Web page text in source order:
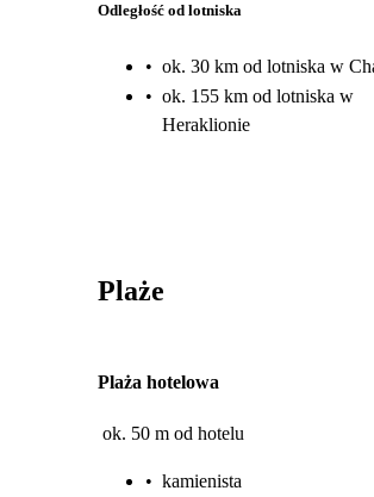
Odległość od lotniska
• ok. 30 km od lotniska w
• ok. 155 km od lotniska w
Heraklionie
Plaże
Plaża hotelowa
ok. 50 m od hotelu
• kamienista